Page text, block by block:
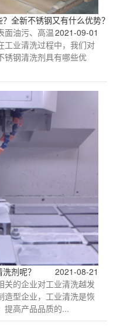
全新不锈钢又有什么优势？
2021-09-01
面油污、高温
工业清洗过程中，我们对
锈钢清洗剂具有哪些优
剂呢？
2021-08-21
关的企业对工业清洗越发
造型企业，工业清洗是恢
提高产品品质的...